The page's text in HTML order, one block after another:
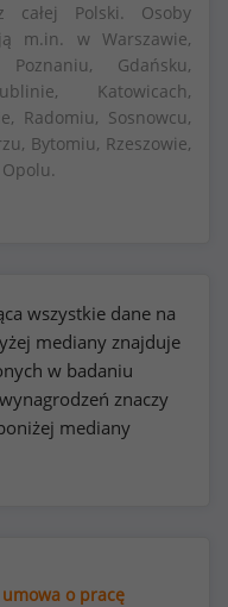
całej Polski. Osoby
m.in. w Warszawie,
Gdańsku,
Katowicach,
Radomiu, Sosnowcu,
Bytomiu, Rzeszowie,
wszystkie dane na
mediany znajduje
w badaniu
znaczy
mediany
o pracę